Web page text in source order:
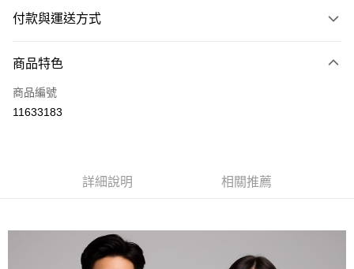
付款與運送方式
信用卡一次付款
運送方式
商品特色
商品編號
11633183
詳細說明 相關推薦